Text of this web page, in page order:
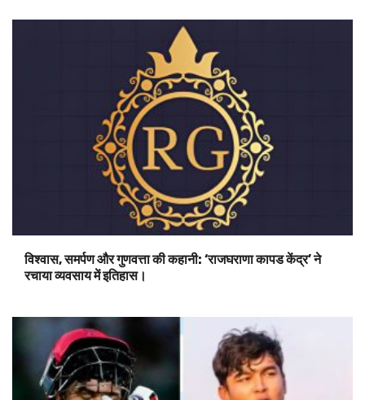
विश्वास, समर्पण और गुणवत्ता की कहानी: ‘राजघराणा कापड केंद्र’ ने
रचाया व्यवसाय में इतिहास।